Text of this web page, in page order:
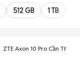
512 GB 1 TB
ZTE Axon 10 Pro Cần Thơ